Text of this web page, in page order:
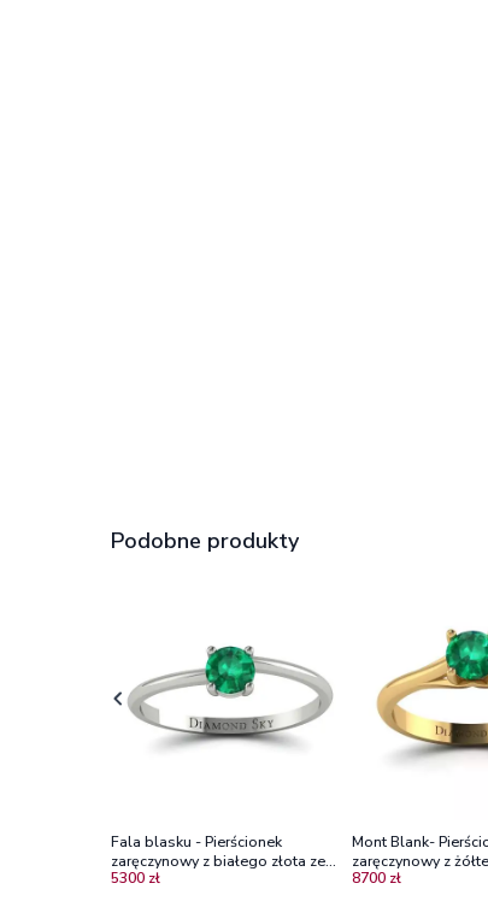
Podobne produkty
Fala blasku - Pierścionek
zaręczynowy z białego złota ze
szmaragdem
5300 zł
Mont Blank-
zaręczynowy z
585 ze szmaragdem
8700 zł